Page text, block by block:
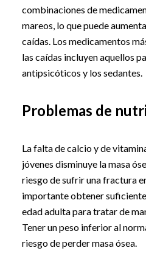
combinaciones de
mareos, lo que puede
caídas. Los medicamentos
las caídas incluyen aquellos
antipsicóticos y los sedantes.
Problemas de
La falta de calcio y de
jóvenes disminuye la masa
riesgo de sufrir una fractura
importante obtener
edad adulta para tratar de
Tener un peso inferior al
riesgo de perder masa ósea.